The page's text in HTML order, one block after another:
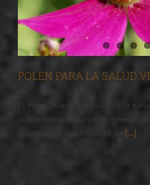
POLEN PARA LA SALUD
El Polen es una maravilla de la
nutrientes que pueden proveerte de
ayudando a la elasticidad de [...]